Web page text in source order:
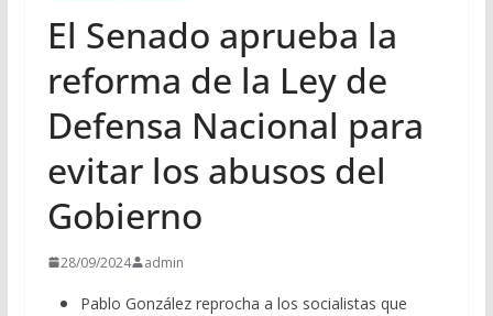
El Senado aprueba la
reforma de la Ley de
Defensa Nacional para
evitar los abusos del
Gobierno
28/09/2024 admin
Pablo González reprocha a los socialistas que